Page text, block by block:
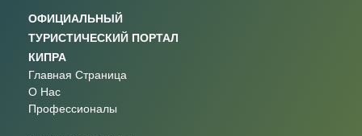
ОФИЦИАЛЬНЫЙ
ТУРИСТИЧЕСКИЙ ПОРТАЛ
КИПРА
Главная Страница
О Нас
Профессионалы